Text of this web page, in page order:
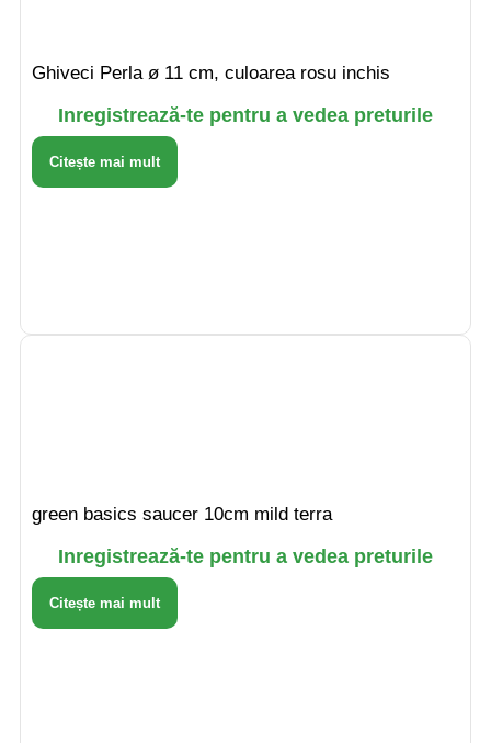
Ghiveci Perla ø 11 cm, culoarea rosu inchis
Inregistrează-te pentru a vedea preturile
Citește mai mult
green basics saucer 10cm mild terra
Inregistrează-te pentru a vedea preturile
Citește mai mult